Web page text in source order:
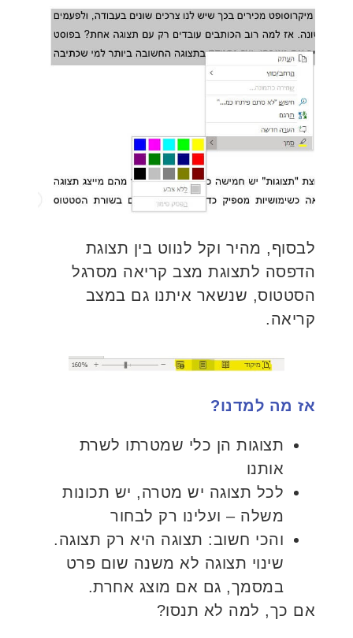
לבסוף, מהיר וקל לנווט בין תצוגת
הדפסה לתצוגת מצב קריאה מסרגל
הסטטוס, שנשאר איתנו גם במצב
קריאה.
אז מה למדנו?
תצוגות הן כלי שמטרתו לשרת
אותנו
לכל תצוגה יש מטרה, יש תכונות
משלה – ועלינו רק לבחור
והכי חשוב: תצוגה היא רק תצוגה.
שינוי תצוגה לא משנה שום פרט
במסמך, גם אם מוצג אחרת.
אם כך, למה לא תנסו?